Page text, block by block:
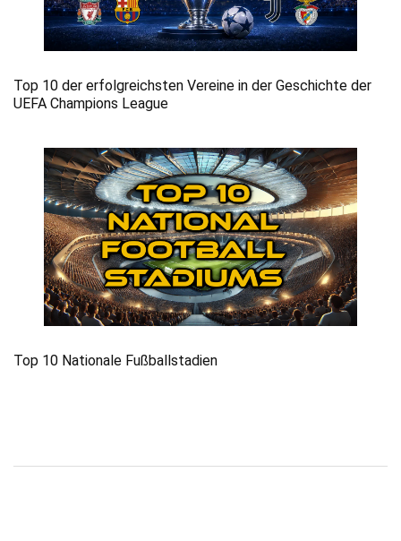
Top 10 der erfolgreichsten Vereine in der Geschichte der
UEFA Champions League
Top 10 Nationale Fußballstadien